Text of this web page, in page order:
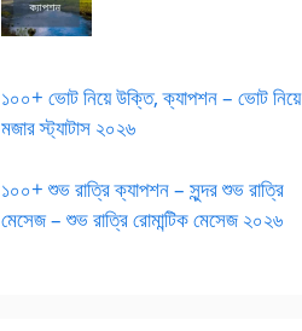
১০০+ ভোট নিয়ে উক্তি, ক্যাপশন – ভোট নিয়ে
মজার স্ট্যাটাস ২০২৬
১০০+ শুভ রাত্রি ক্যাপশন – সুন্দর শুভ রাত্রি
মেসেজ – শুভ রাত্রি রোমান্টিক মেসেজ ২০২৬